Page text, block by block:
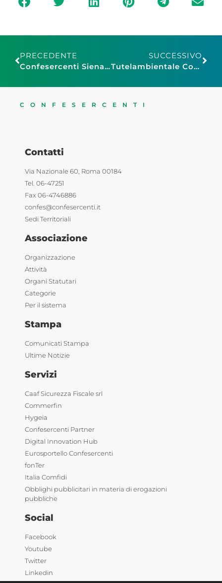
PRECEDENTE
Confesercenti Siena, Vecchia Bottega Futura: a Siena lezioni di vita vissuta in negozio
SUCCESSIVO
Tutelambientale Confesercenti Roma, entrata in vigore del RENTRI: una “mazzata” alle imprese produttrici e di raccolta dei rifiuti. Pronte azioni di protesta
CONFESERCENTI
Contatti
Via Nazionale 60, Roma 00184
Tel. 06-47251
Fax 06-4746886
confes@confesercenti.it
Sedi Territoriali
Associazione
Organizzazione
Attività
Organi Statutari
Categorie
Per il sistema
Stampa
Comunicati Stampa
Ultime Notizie
Servizi
Caaf Sicurezza Fiscale srl
Commerfin
Hygeia
Confesercenti Partner
Digital Innovation Hub
Eurosportello Confesercenti
fonTer
Italia Comfidi
Obblighi pubblicitari in materia di erogazioni
pubbliche
Social
Facebook
Youtube
Twitter
Linkedin